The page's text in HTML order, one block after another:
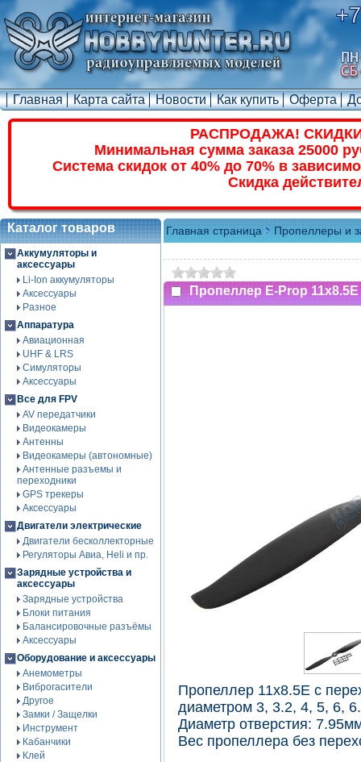
Главная Карта сайта Новости Как купить Оферта
РАСПРОДАЖА!
Минимальная сумма заказа 25000
Система скидок от 40% до 70% в
Скидка
Каталог товаров
Аккумуляторы и
аксессуары
Li-Ion аккумуляторы
Аксессуары
Разное
Аппаратура
Авиационная
UHF & LRS
Симуляторы
Аксессуары
Все для FPV
AV передатчики
Видеокамеры
Антенны
Видеокамеры (автономные)
Антенные разъемы и
переходники
GPS трекеры
Аксессуары
Двигатели электрические
Двигатели бесколлекторные
Регуляторы Авиа, Heli и пр.
Зарядные устройства и
аксессуары
Зарядные устройства
Блоки питания
Балансировочные разъёмы
Аксессуары
Оборудование и аксессуары
Анемометры
Виброгасители
Другое
Замки / Защелки
Инструмент
Кабанчики
Клей
Главная страница Пропеллеры и
Пропеллер E-Prop 11x8.5E
Пропеллер 11x8.5E с
диаметром 3, 3.2, 4, 5, 6,
Диаметр отверстия:
Вес пропеллера без